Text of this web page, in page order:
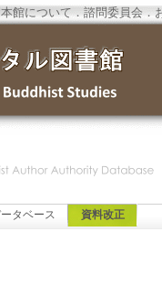
本館について．諮問委員会．
タベース 資料改正